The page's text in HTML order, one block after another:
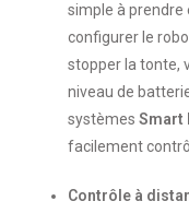
simple à prendre
configurer le
stopper la tonte,
niveau de
systèmesSmart
facilement
Contrôle à